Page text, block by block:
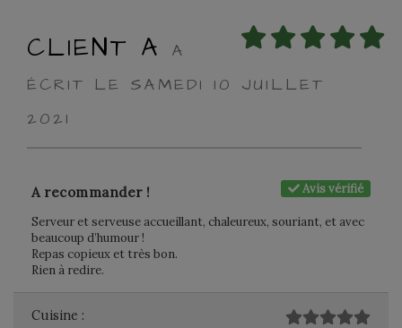
CLIENT A
A
ÉCRIT LE SAMEDI 10 JUILLET
2021
Avis vérifié
A recommander !
Serveur et serveuse accueillant, chaleureux, souriant, et avec
beaucoup d’humour !
Repas copieux et très bon.
Rien à redire.
Cuisine :